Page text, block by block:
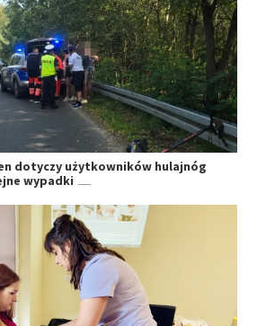
dotyczy użytkowników hulajnóg
wypadki